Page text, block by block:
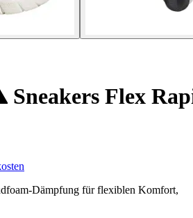
Sneakers Flex
Dämpfung für flexiblen Komfort,